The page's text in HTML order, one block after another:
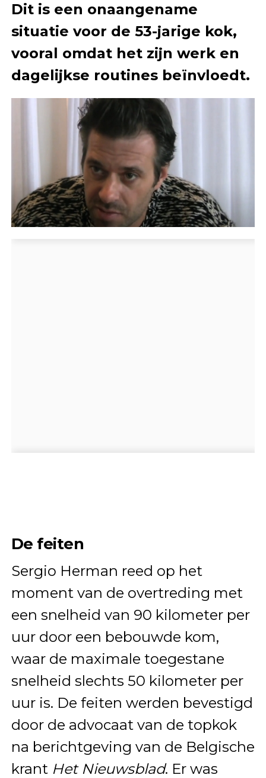
Dit is een onaangename
situatie voor de 53-jarige kok,
vooral omdat het zijn werk en
dagelijkse routines beïnvloedt.
De feiten
Sergio Herman reed op het
moment van de overtreding met
een snelheid van 90 kilometer per
uur door een bebouwde kom,
waar de maximale toegestane
snelheid slechts 50 kilometer per
uur is. De feiten werden bevestigd
door de advocaat van de topkok
na berichtgeving van de Belgische
krant Het Nieuwsblad. Er was